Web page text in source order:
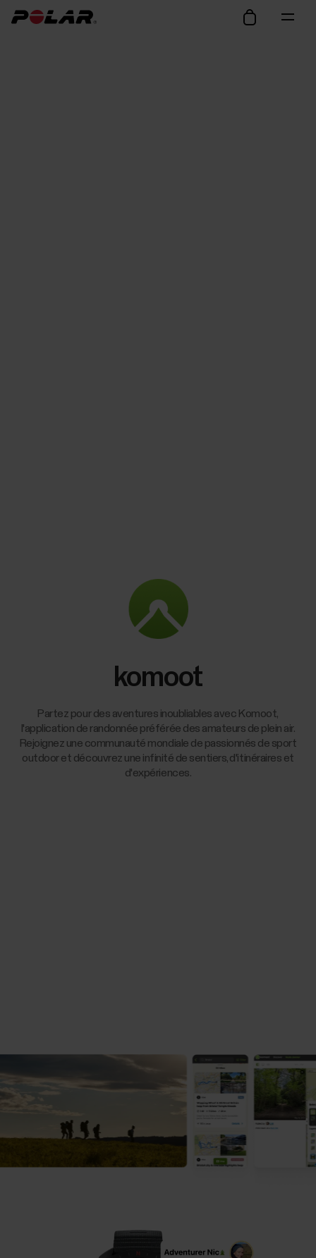
komoot
Partez pour des aventures inoubliables avec Komoot,
l'application de randonnée préférée des amateurs de plein air.
Rejoignez une communauté mondiale de passionnés de sport
outdoor et découvrez une infinité de sentiers, d'itinéraires et
d'expériences.